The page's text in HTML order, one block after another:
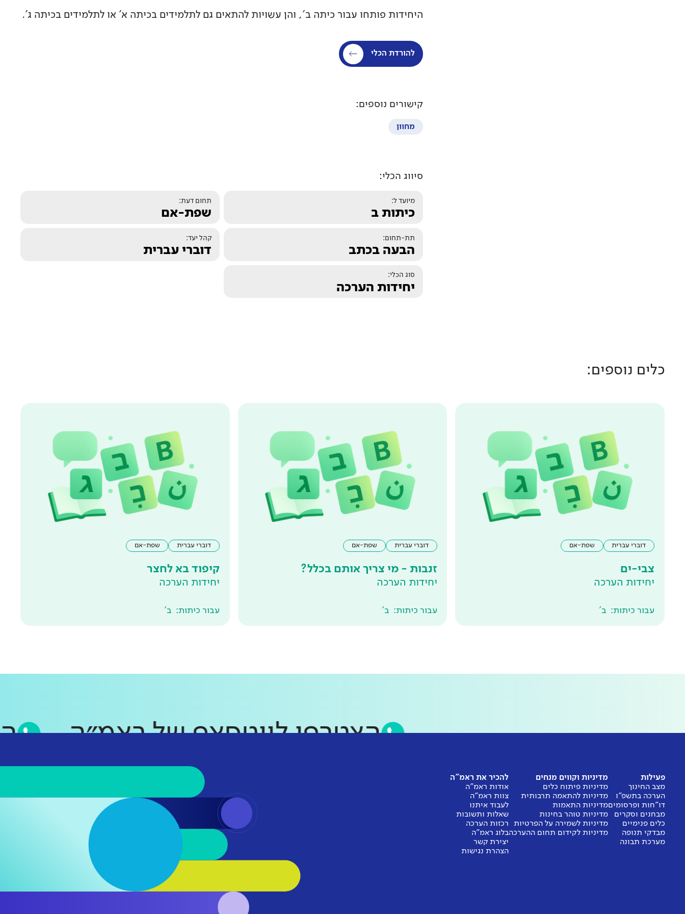
היחידות פותחו עבור כיתה ב', והן עשויות להתאים גם לתלמידים בכיתה א' או לתלמידים בכיתה ג'.
להורדת הכלי
קישורים נוספים:
מחוון
סיווג הכלי:
מיועד ל:
כיתות ב
תחום דעת:
שפת-אם
תת-תחום:
הבעה בכתב
קהל יעד:
דוברי עברית
סוג הכלי:
יחידות הערכה
כלים נוספים:
דוברי עברית שפת-אם
צבי-ים
יחידות הערכה
עבור כיתות: ב'
דוברי עברית שפת-אם
זנבות - מי צריך אותם בכלל?
יחידות הערכה
עבור כיתות: ב'
דוברי עברית שפת-אם
קיפוד בא לחצר
יחידות הערכה
עבור כיתות: ב'
הצטרפו לווטסאפ של ראמ״ה
פעילות
מצב החינוך
הערכה בתשפ"ו
דו"חות ופרסומים
מבחנים וסקרים
כלים פנימיים
מבדקי תנופה
מערכת תבונה
מדיניות וקווים מנחים
מדיניות פיתוח כלים
מדיניות להתאמה תרבותית
מדיניות התאמות
מדיניות טוהר בחינות
מדיניות לשמירה על הפרטיות
מדיניות לקידום תחום ההערכה
להכיר את ראמ"ה
אודות ראמ"ה
צוות ראמ"ה
לעבוד איתנו
שאלות ותשובות
רכזות הערכה
בלוג ראמ"ה
יצירת קשר
הצהרת נגישות